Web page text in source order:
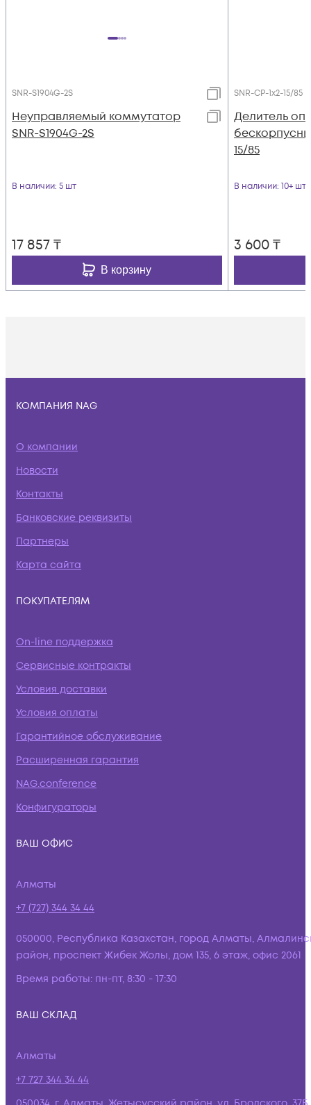
SNR-S1904G-2S
Неуправляемый коммутатор
SNR-S1904G-2S
В наличии: 5 шт
17 857₸
В корзину
SNR-CP-1x2-15/85
Делитель
15/85
В наличии: 10+ шт
3 600₸
КОМПАНИЯ NAG
О компании
Новости
Контакты
Банковские реквизиты
Партнеры
Карта сайта
ПОКУПАТЕЛЯМ
On-line поддержка
Сервисные контракты
Условия доставки
Условия оплаты
Гарантийное обслуживание
Расширенная гарантия
NAG.conference
Конфигураторы
ВАШ ОФИС
Алматы
+7 (727) 344 34 44
050000, Республика Казахстан, город Алматы,
район, проспект Жибек Жолы, дом 135, 6 этаж, офис 2061
Время работы: пн-пт, 8:30 - 17:30
ВАШ СКЛАД
Алматы
+7 727 344 34 44